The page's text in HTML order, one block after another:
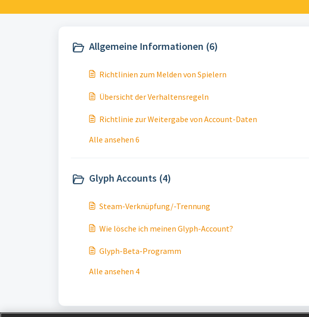
Allgemeine Informationen (6)
Richtlinien zum Melden von Spielern
Übersicht der Verhaltensregeln
Richtlinie zur Weitergabe von Account-Daten
Alle ansehen 6
Glyph Accounts (4)
Steam-Verknüpfung/-Trennung
Wie lösche ich meinen Glyph-Account?
Glyph-Beta-Programm
Alle ansehen 4